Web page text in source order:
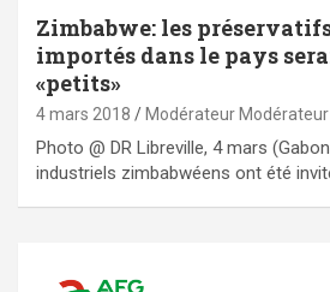
Zimbabwe: les
importés dans le pays
«petits»
4 mars 2018 Modérateur Modérateur
Photo @ DR Libreville, 4 mars
industriels zimbabwéens ont été